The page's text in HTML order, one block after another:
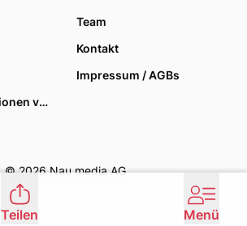
Team
Kontakt
Impressum / AGBs
Datenschutzoptionen verwalten
© 2026 Nau media AG
Teilen Menü